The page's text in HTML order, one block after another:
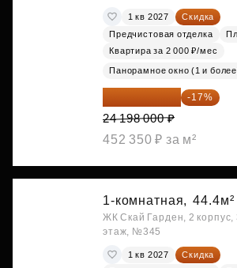
1 кв 2027
Скидка
Предчистовая отделка
Квартира за 2 000 ₽/мес
Панорамное окно (1 и
20 084 340 ₽ -17%
24 198 000 ₽
452 350 ₽ за м²
1-комнатная, 44.4м²
ЖК Скай Гарден, 2 корпус,
этаж, №345
1 кв 2027
Скидка